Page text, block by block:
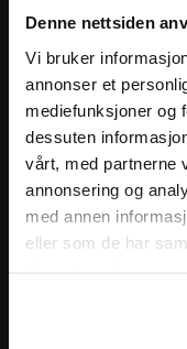
Denne nettsiden
Vi bruker
annonser et
mediefunksjoner og
dessuten
vårt, med partnerne
annonsering og
med annen
eller som de har
Meld deg på
Få
Meld på